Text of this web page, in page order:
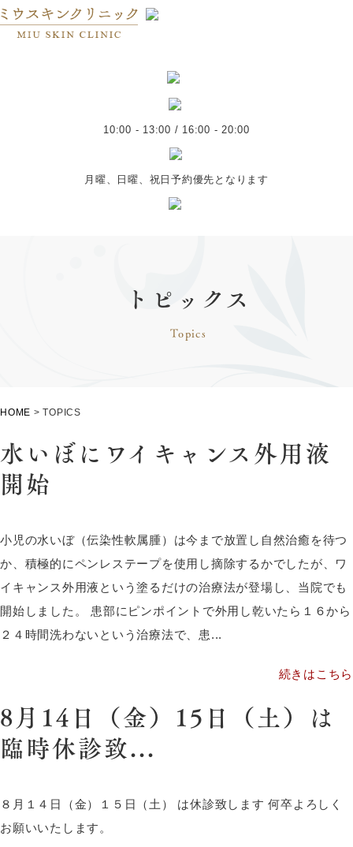
10:00 - 13:00 / 16:00 - 20:00
月曜、日曜、祝日予約優先となります
トピックス
Topics
HOME >TOPICS
水いぼにワイキャンス外用液
開始
小児の水いぼ（伝染性軟属腫）は今まで放置し自然治癒を待つ
か、積極的にペンレステープを使用し摘除するかでしたが、ワ
イキャンス外用液という塗るだけの治療法が登場し、当院でも
開始しました。 患部にピンポイントで外用し乾いたら１６から
２４時間洗わないという治療法で、患...
続きはこちら
8月14日（金）15日（土）は
臨時休診致...
８月１４日（金）１５日（土） は休診致します 何卒よろしく
お願いいたします。